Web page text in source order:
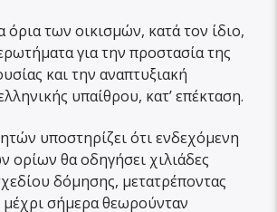
όρια των οικισμών, κατά τον ίδιο,
για την προστασία της
και την αναπτυξιακή
υπαίθρου, κατ’ επέκταση.
υποστηρίζει ότι ενδεχόμενη
ορίων θα οδηγήσει χιλιάδες
δόμησης, μετατρέποντας
μέχρι σήμερα θεωρούνταν